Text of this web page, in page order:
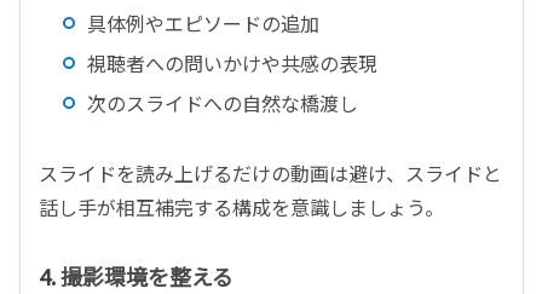
具体例やエピソードの追加
視聴者への問いかけや共感の表現
次のスライドへの自然な橋渡し
スライドを読み上げるだけの動画は避け、スライドと
話し手が相互補完する構成を意識しましょう。
4.撮影環境を整える